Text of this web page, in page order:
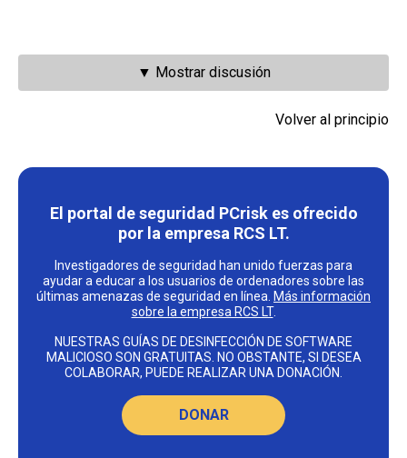
▼ Mostrar discusión
Volver al principio
El portal de seguridad PCrisk es ofrecido
por la empresa RCS LT.
Investigadores de seguridad han unido fuerzas para
ayudar a educar a los usuarios de ordenadores sobre las
últimas amenazas de seguridad en línea. Más información
sobre la empresa RCS LT.
NUESTRAS GUÍAS DE DESINFECCIÓN DE SOFTWARE
MALICIOSO SON GRATUITAS. NO OBSTANTE, SI DESEA
COLABORAR, PUEDE REALIZAR UNA DONACIÓN.
DONAR